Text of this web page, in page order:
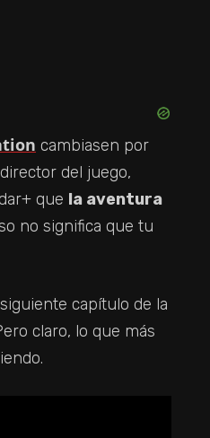
cambiasen por
del juego,
que la aventura
no significa que tu
capítulo de la
claro, lo que más